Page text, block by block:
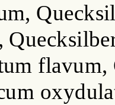
flavum,